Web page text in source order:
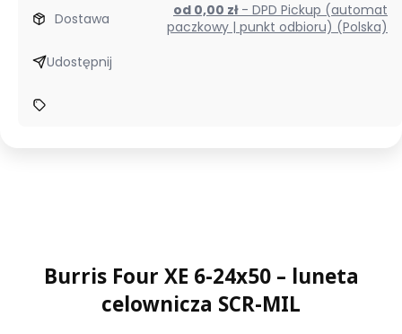
Dostawa od 0,00 zł - DPD Pickup (automat
paczkowy | punkt odbioru) (Polska)
Udostępnij
Burris Four XE 6-24x50 – luneta
celownicza SCR-MIL